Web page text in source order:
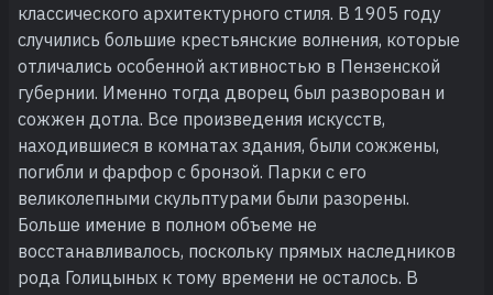
классического архитектурного стиля. В 1905 году
случились большие крестьянские волнения, которые
отличались особенной активностью в Пензенской
губернии. Именно тогда дворец был разворован и
сожжен дотла. Все произведения искусств,
находившиеся в комнатах здания, были сожжены,
погибли и фарфор с бронзой. Парки с его
великолепными скульптурами были разорены.
Больше имение в полном объеме не
восстанавливалось, поскольку прямых наследников
рода Голицыных к тому времени не осталось. В